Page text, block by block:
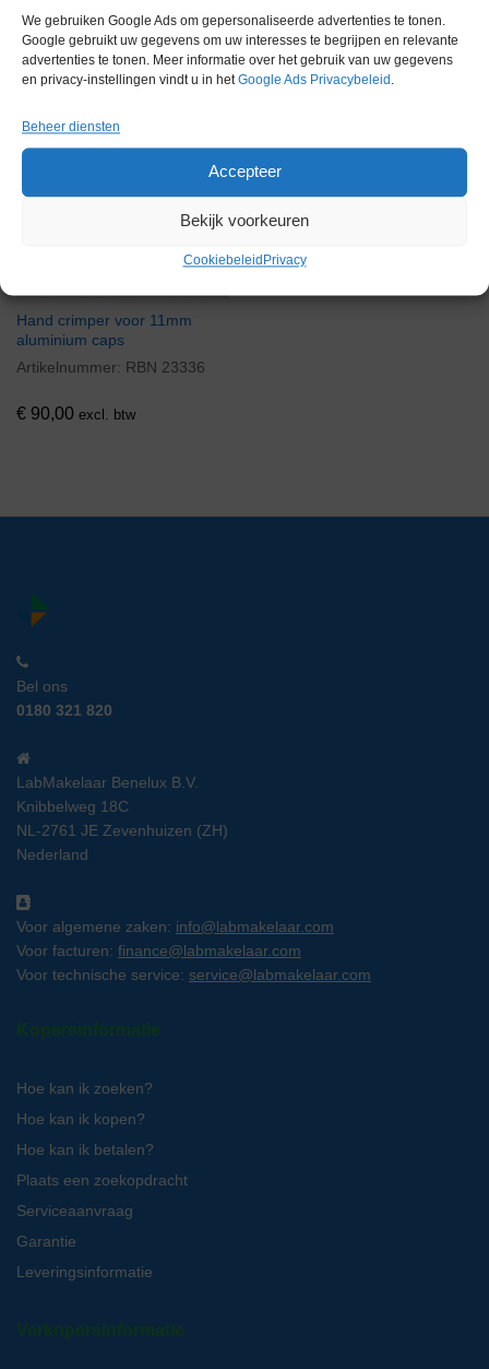
We gebruiken Google Ads om gepersonaliseerde advertenties te tonen.
Google gebruikt uw gegevens om uw interesses te begrijpen en relevante
advertenties te tonen. Meer informatie over het gebruik van uw gegevens
en privacy-instellingen vindt u in hetGoogle Ads Privacybeleid .
Beheer diensten
Accepteer
Bekijk voorkeuren
Cookiebeleid Privacy
Gerelateerde producten
Via bemiddeling
Hand crimper voor 11mm
aluminium caps
Artikelnummer: RBN 23336
€ 90,00 excl. btw
Bel ons
0180 321 820
LabMakelaar Benelux B.V.
Knibbelweg 18C
NL-2761 JE Zevenhuizen (ZH)
Nederland
Voor algemene zaken: info@labmakelaar.com
Voor facturen: finance@labmakelaar.com
Voor technische service: service@labmakelaar.com
Kopersinformatie
Hoe kan ik zoeken?
Hoe kan ik kopen?
Hoe kan ik betalen?
Plaats een zoekopdracht
Serviceaanvraag
Garantie
Leveringsinformatie
Verkopersinformatie